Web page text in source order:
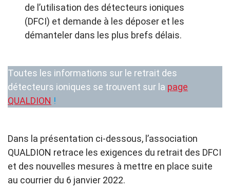
de l’utilisation des détecteurs ioniques
(DFCI) et demande à les déposer et les
démanteler dans les plus brefs délais.
Toutes les informations sur le retrait des
détecteurs ioniques se trouvent sur la page
QUALDION !
Dans la présentation ci-dessous, l’association
QUALDION retrace les exigences du retrait des DFCI
et des nouvelles mesures à mettre en place suite
au courrier du 6 janvier 2022.